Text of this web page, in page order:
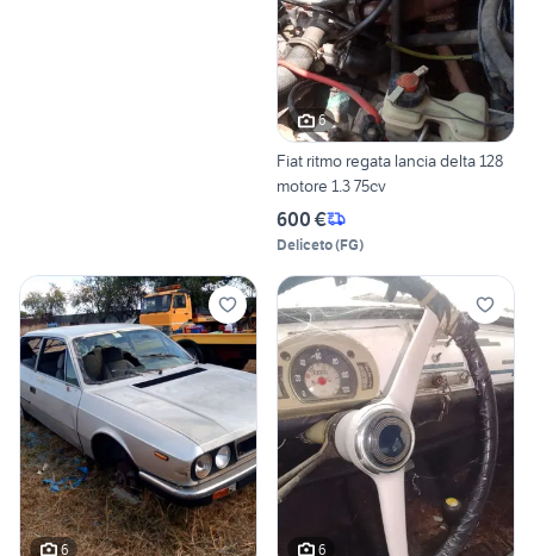
6
Fiat ritmo regata lancia delta 128
motore 1.3 75cv
600 €
Deliceto(FG)
6 6